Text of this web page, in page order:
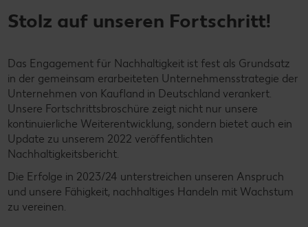
Stolz auf unseren Fortschritt!
Das Engagement für Nachhaltigkeit ist fest als Grundsatz
in der gemeinsam erarbeiteten Unternehmensstrategie der
Unternehmen von Kaufland in Deutschland verankert.
Unsere Fortschrittsbroschüre zeigt nicht nur unsere
kontinuierliche Weiterentwicklung, sondern bietet auch ein
Update zu unserem 2022 veröffentlichten
Nachhaltigkeitsbericht.
Die Erfolge in 2023/24 unterstreichen unseren Anspruch
und unsere Fähigkeit, nachhaltiges Handeln mit Wachstum
zu vereinen.